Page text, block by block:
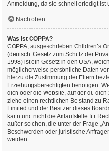
Anmeldung, da sie schnell erledigt ist
Nach oben
Was ist COPPA?
COPPA, ausgeschrieben Children’s
(deutsch: Gesetz zum Schutz der
1998) ist ein Gesetz in den USA,
möglicherweise persönliche Daten
hierzu die Zustimmung der Eltern
Erziehungsberechtigten benötigen.
dich oder die Website, auf der du dich
ziehe einen rechtlichen Beistand zu
Limited und der Besitzer dieses
kann und nicht die Anlaufstelle für
außer solchen, die unter der Frage
Beschwerden oder juristische
werden.